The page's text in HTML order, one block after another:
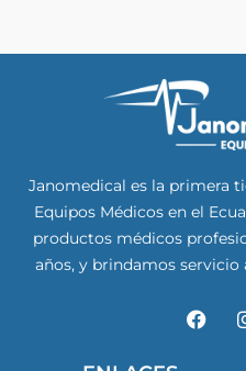
Janomedical es la primera
Equipos Médicos en el
productos médicos
años, y brindamos
F
a